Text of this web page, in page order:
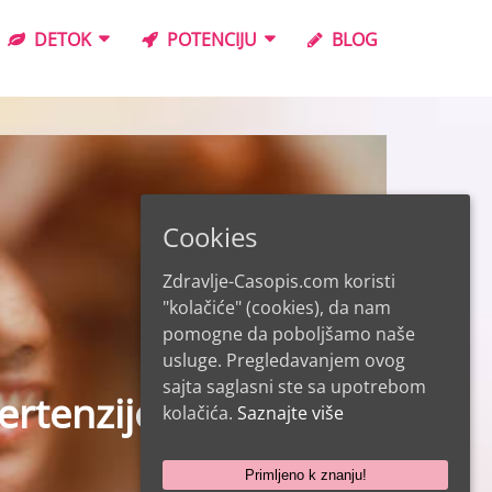
DETOK POTENCIJU BLOG
i cena?
Cookies
Zdravlje-Casopis.com koristi
"kolačiće" (cookies), da nam
pomogne da poboljšamo naše
usluge. Pregledavanjem ovog
sajta saglasni ste sa upotrebom
kolačića. Saznajte više
Primljeno k znanju!